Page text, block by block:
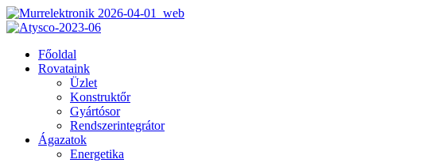
Főoldal
Rovataink
Üzlet
Konstruktőr
Gyártósor
Rendszerintegrátor
Ágazatok
Energetika